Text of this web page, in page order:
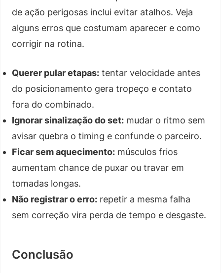
de ação perigosas inclui evitar atalhos. Veja
alguns erros que costumam aparecer e como
corrigir na rotina.
Querer pular etapas: tentar velocidade antes
do posicionamento gera tropeço e contato
fora do combinado.
Ignorar sinalização do set: mudar o ritmo sem
avisar quebra o timing e confunde o parceiro.
Ficar sem aquecimento: músculos frios
aumentam chance de puxar ou travar em
tomadas longas.
Não registrar o erro: repetir a mesma falha
sem correção vira perda de tempo e desgaste.
Conclusão